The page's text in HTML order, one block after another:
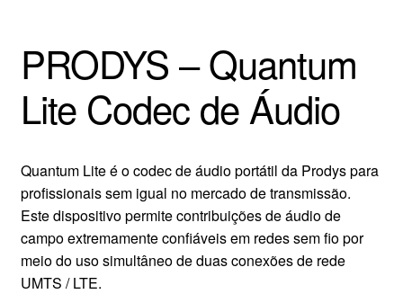
VÍDEO
RÁDIO WEBTV
PARTES E PEÇAS
CONTATO
PRODYS – Quantum
Lite Codec de Áudio
Quantum Lite é o codec de áudio portátil da Prodys para
profissionais sem igual no mercado de transmissão.
Este dispositivo permite contribuições de áudio de
campo extremamente confiáveis ​​em redes sem fio por
meio do uso simultâneo de duas conexões de rede
UMTS / LTE.